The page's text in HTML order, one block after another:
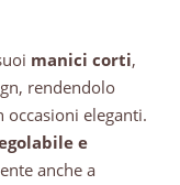
manici corti,
rendendolo
eleganti.
e
anche a